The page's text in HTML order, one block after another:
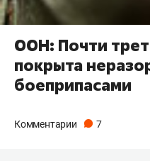
ООН: Почти
покрыта
боеприпасами
Комментарии 7